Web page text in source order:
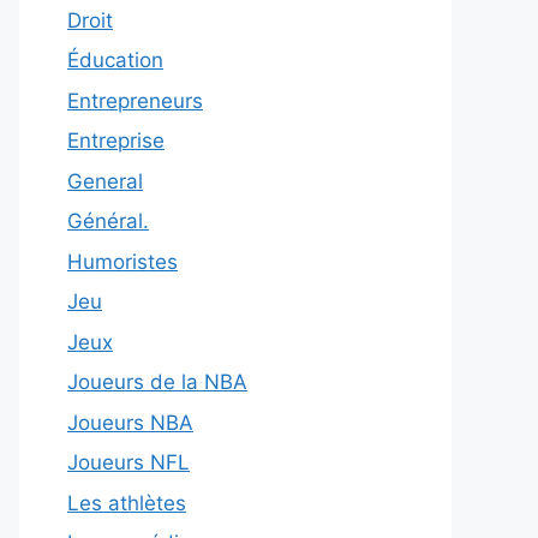
Droit
Éducation
Entrepreneurs
Entreprise
General
Général.
Humoristes
Jeu
Jeux
Joueurs de la NBA
Joueurs NBA
Joueurs NFL
Les athlètes